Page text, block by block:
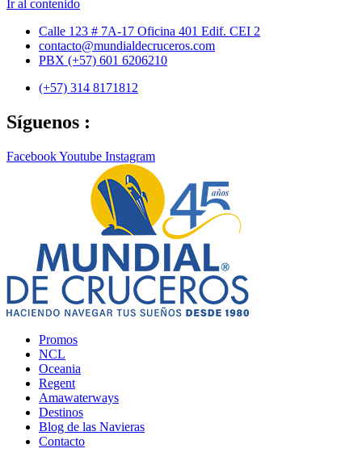
Ir al contenido
Calle 123 # 7A-17 Oficina 401 Edif. CEI 2
contacto@mundialdecruceros.com
PBX (+57) 601 6206210
(+57) 314 8171812
Síguenos :
FacebookYoutube Instagram
Promos
NCL
Oceania
Regent
Amawaterways
Destinos
Blog de las Navieras
Contacto